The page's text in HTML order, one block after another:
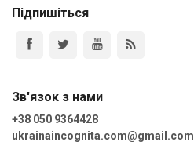
Підпишіться
Зв'язок з нами
+38 050 9364428
ukrainaincognita.com@gmail.com